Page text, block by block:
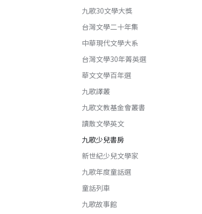
九歌30文學大獎
台灣文學二十年集
中華現代文學大系
台灣文學30年菁英選
華文文學百年選
九歌譯叢
九歌文教基金會叢書
讀散文學英文
九歌少兒書房
新世紀少兒文學家
九歌年度童話選
童話列車
九歌故事館